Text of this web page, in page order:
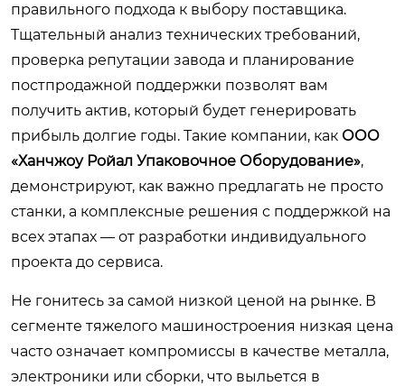
правильного подхода к выбору поставщика.
Тщательный анализ технических требований,
проверка репутации завода и планирование
постпродажной поддержки позволят вам
получить актив, который будет генерировать
прибыль долгие годы. Такие компании, как ООО
«Ханчжоу Ройал Упаковочное Оборудование»,
демонстрируют, как важно предлагать не просто
станки, а комплексные решения с поддержкой на
всех этапах — от разработки индивидуального
проекта до сервиса.
Не гонитесь за самой низкой ценой на рынке. В
сегменте тяжелого машиностроения низкая цена
часто означает компромиссы в качестве металла,
электроники или сборки, что выльется в